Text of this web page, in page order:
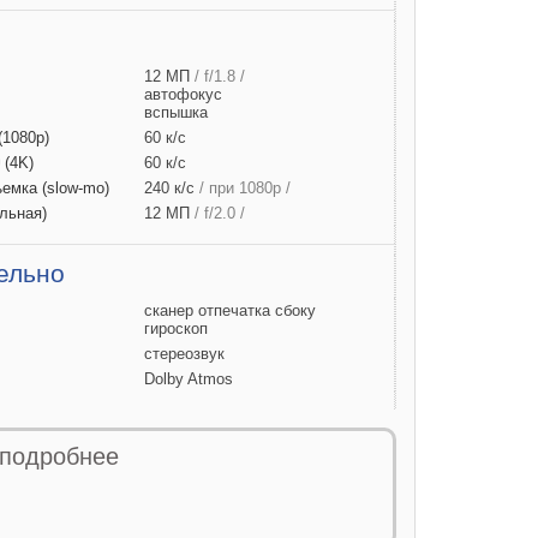
12 МП / f/1.8 /
автофокус
вспышка
60 к/с
(4K)
60 к/с
(slow-mo) 240 к/с / при 1080р /
12 МП / f/2.0 /
сканер отпечатка сбоку
гироскоп
стереозвук
Dolby Atmos